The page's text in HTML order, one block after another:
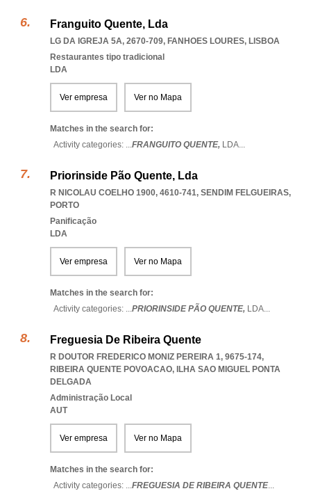
Franguito Quente, Lda
LG DA IGREJA 5A, 2670-709, FANHOES LOURES, LISBOA
Restaurantes tipo tradicional
LDA
Ver empresa Ver no Mapa
Matches in the search for:
Activity categories: ...FRANGUITO QUENTE, LDA...
Priorinside Pão Quente, Lda
R NICOLAU COELHO 1900, 4610-741, SENDIM FELGUEIRAS,
PORTO
Panificação
LDA
Ver empresa Ver no Mapa
Matches in the search for:
Activity categories: ...PRIORINSIDE PÃO QUENTE, LDA...
Freguesia De Ribeira Quente
R DOUTOR FREDERICO MONIZ PEREIRA 1, 9675-174,
RIBEIRA QUENTE POVOACAO, ILHA SAO MIGUEL PONTA
DELGADA
Administração Local
AUT
Ver empresa Ver no Mapa
Matches in the search for:
Activity categories: ...FREGUESIA DE RIBEIRA QUENTE...